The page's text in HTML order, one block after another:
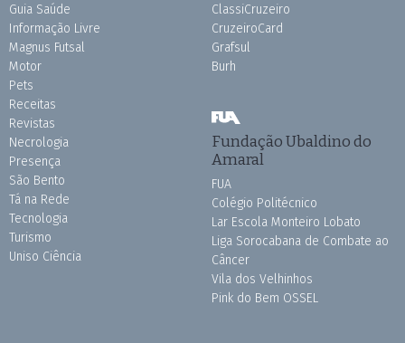
Guia Saúde
Informação Livre
Magnus Futsal
Motor
Pets
Receitas
Revistas
Necrologia
Presença
São Bento
Tá na Rede
Tecnologia
Turismo
Uniso Ciência
ClassiCruzeiro
CruzeiroCard
Grafsul
Burh
Fundação Ubaldino do
Amaral
FUA
Colégio Politécnico
Lar Escola Monteiro Lobato
Liga Sorocabana de Combate ao
Câncer
Vila dos Velhinhos
Pink do Bem OSSEL